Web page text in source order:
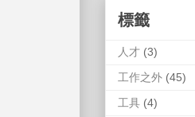
標籤
人才 (3)
工作之外 (45)
工具 (4)